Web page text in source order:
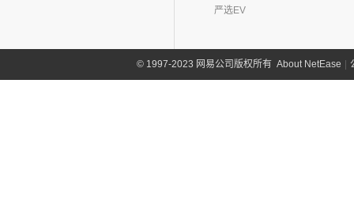
严选EV
©1997-2023 网易公司版权所有 About NetEase